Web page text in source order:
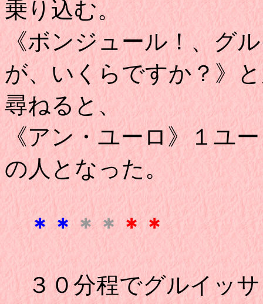
乗り込む。
《ボンジュール！、グ
が、いくらですか？》
尋ねると、
《アン・ユーロ》１ユ
の人となった。
＊＊ ＊＊ ＊＊
３０分程でグルイッサ